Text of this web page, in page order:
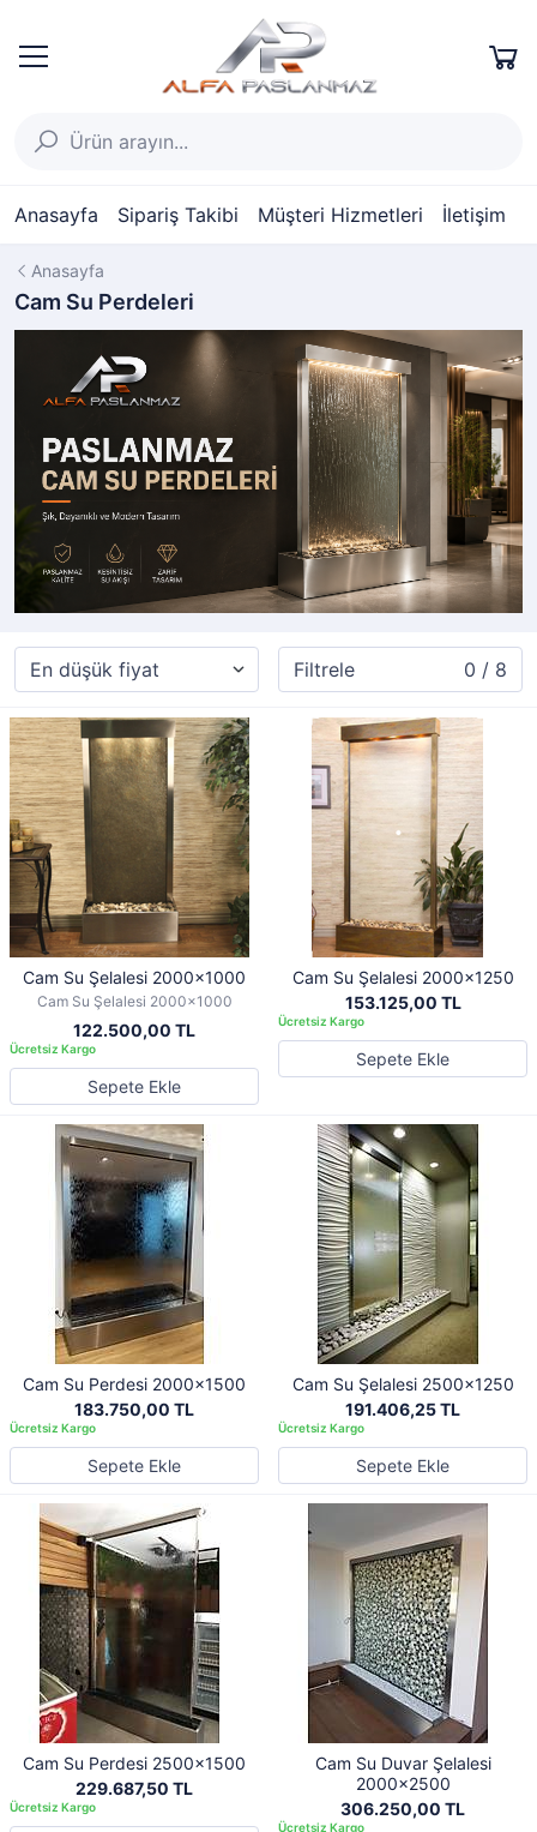
Anasayfa Sipariş Takibi Müşteri Hizmetleri İletişim
Anasayfa
Cam Su Perdeleri
Filtrele 0 / 8
Cam Su Şelalesi 2000x1000
Cam Su Şelalesi 2000x1000
122.500,00 TL
Sepete Ekle
Cam Su Şelalesi 2000x1250
153.125,00 TL
Sepete Ekle
Cam Su Perdesi 2000x1500
183.750,00 TL
Sepete Ekle
Cam Su Şelalesi 2500x1250
191.406,25 TL
Sepete Ekle
Cam Su Perdesi 2500x1500
229.687,50 TL
Cam Su Duvar Şelalesi
2000x2500
306.250,00 TL